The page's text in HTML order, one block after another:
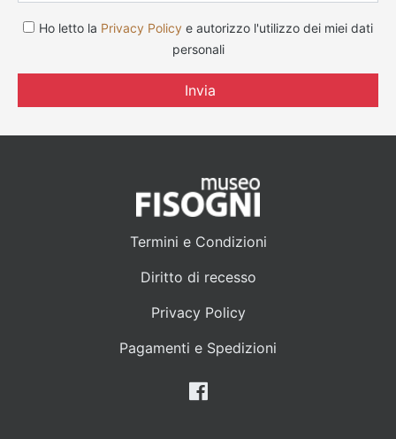
Ho letto la Privacy Policy e autorizzo l'utilizzo dei miei dati
personali
Invia
Termini e Condizioni
Diritto di recesso
Privacy Policy
Pagamenti e Spedizioni